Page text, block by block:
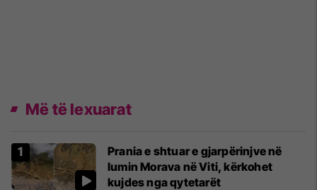
Më të lexuarat
Prania e shtuar e gjarpërinjve në
lumin Morava në Viti, kërkohet
kujdes nga qytetarët